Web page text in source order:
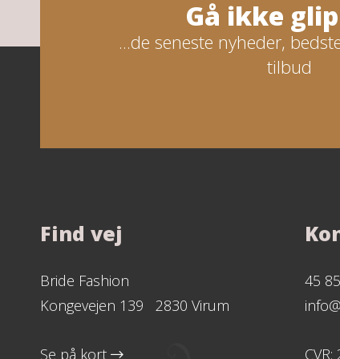
Gå ikke
...de seneste nyheder,
tilbud
Find vej
Bride Fashion
Kongevejen 139 2830 Virum
Se på kort
45